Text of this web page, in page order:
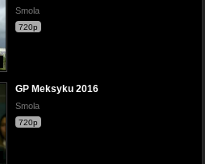
Smola
720p
GP Meksyku 2016
Smola
720p